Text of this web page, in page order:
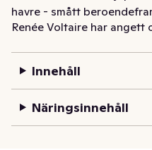
havre - smått
eller njuta själv!
Renée Voltaire har angett
Innehåll
Näringsinnehåll